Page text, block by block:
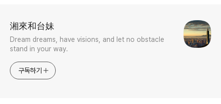
湘來和台妹
Dream dreams, have visions, and let no obstacle
stand in your way.
구독하기